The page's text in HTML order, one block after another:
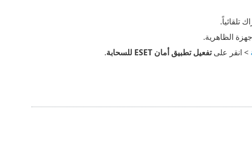
الظاهرية.
> انقر علىتفعيل تطبيق أمان ESET للسحابة
.